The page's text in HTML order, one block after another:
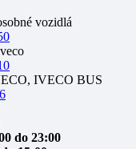
vozidlá
IVECO BUS
do 23:00